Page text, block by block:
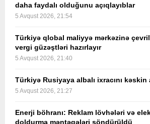
daha faydalı olduğunu açıqlayıblar
5 Avqust 2026, 21:54
Türkiyə qlobal maliyyə mərkəzinə
vergi güzəştləri hazırlayır
5 Avqust 2026, 21:40
Türkiyə Rusiyaya albalı ixracını kəskin
5 Avqust 2026, 21:27
Enerji böhranı: Reklam lövhələri və
doldurma məntəqələri söndürüldü